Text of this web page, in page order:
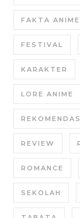
FAKTA ANIME
FESTIVAL
KARAKTER
LORE ANIME
REVIEW
ROMANCE
SEKOLAH